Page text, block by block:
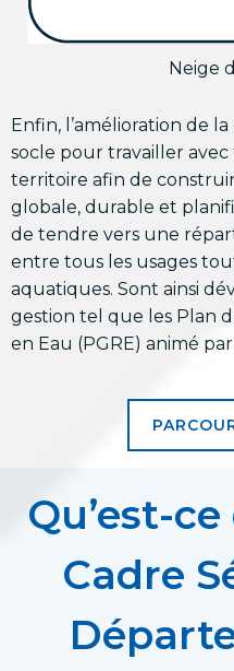
Neige
Enfin, l’amélioration de
socle pour travailler
territoire afin de
globale, durable et
de tendre vers une
entre tous les usages
aquatiques. Sont ainsi
gestion tel que les Plan
en Eau (PGRE) animé par
Qu’est-
Cadre